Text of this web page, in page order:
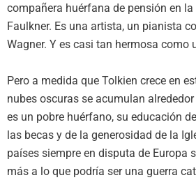
compañera huérfana de pensión en la
Faulkner. Es una artista, un pianista
Wagner. Y es casi tan hermosa como
Pero a medida que Tolkien crece en
nubes oscuras se acumulan
es un pobre huérfano, su educación
las becas y de la generosidad de la
países siempre en disputa de Europa
más a lo que podría ser una guerra